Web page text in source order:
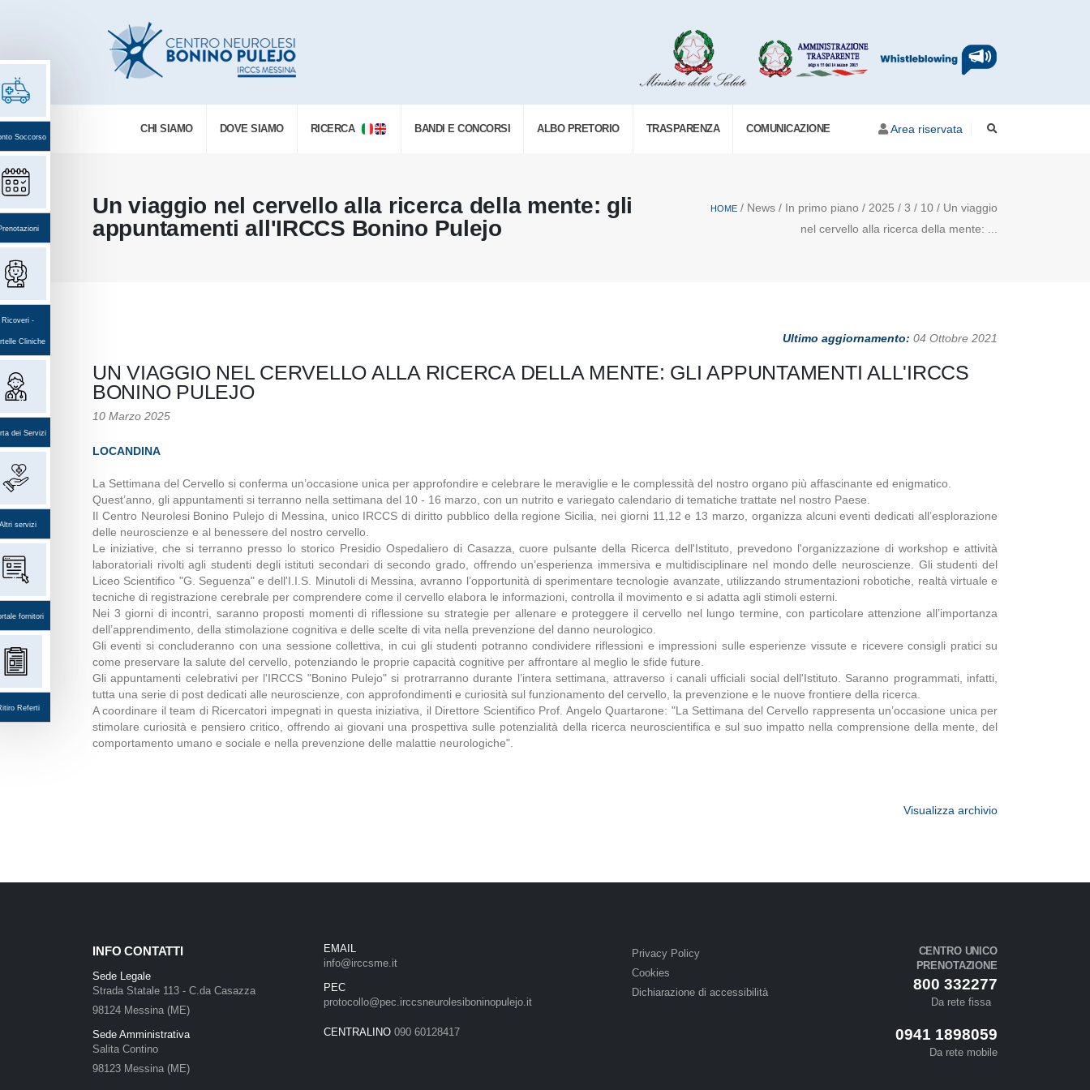
CHI SIAMO DOVE SIAMO RICERCA BANDI E CONCORSI ALBO PRETORIO TRASPARENZA COMUNICAZIONE Area riservata
Soccorso
Ricoveri -
Cliniche
dei Servizi
Altri servizi
fornitori
Referti
Un viaggio nel cervello alla ricerca della mente: gli
appuntamenti all'IRCCS Bonino Pulejo
HOME / News / In primo piano / 2025 / 3 / 10 / Un viaggio
nel cervello alla ricerca della mente: ...
Ultimo aggiornamento: 04 Ottobre 2021
UN VIAGGIO NEL CERVELLO ALLA RICERCA DELLA MENTE: GLI APPUNTAMENTI ALL'IRCCS
BONINO PULEJO
10 Marzo 2025
LOCANDINA
La Settimana del Cervello si conferma un’occasione unica per approfondire e celebrare le meraviglie e le complessità del nostro organo più affascinante ed enigmatico.
Quest’anno, gli appuntamenti si terranno nella settimana del 10 - 16 marzo, con un nutrito e variegato calendario di tematiche trattate nel nostro Paese.
Il Centro Neurolesi Bonino Pulejo di Messina, unico IRCCS di diritto pubblico della regione Sicilia, nei giorni 11,12 e 13 marzo, organizza alcuni eventi dedicati all’esplorazione
delle neuroscienze e al benessere del nostro cervello.
Le iniziative, che si terranno presso lo storico Presidio Ospedaliero di Casazza, cuore pulsante della Ricerca dell'Istituto, prevedono l'organizzazione di workshop e attività
laboratoriali rivolti agli studenti degli istituti secondari di secondo grado, offrendo un’esperienza immersiva e multidisciplinare nel mondo delle neuroscienze. Gli studenti del
Liceo Scientifico "G. Seguenza" e dell'I.I.S. Minutoli di Messina, avranno l’opportunità di sperimentare tecnologie avanzate, utilizzando strumentazioni robotiche, realtà virtuale e
tecniche di registrazione cerebrale per comprendere come il cervello elabora le informazioni, controlla il movimento e si adatta agli stimoli esterni.
Nei 3 giorni di incontri, saranno proposti momenti di riflessione su strategie per allenare e proteggere il cervello nel lungo termine, con particolare attenzione all’importanza
dell’apprendimento, della stimolazione cognitiva e delle scelte di vita nella prevenzione del danno neurologico.
Gli eventi si concluderanno con una sessione collettiva, in cui gli studenti potranno condividere riflessioni e impressioni sulle esperienze vissute e ricevere consigli pratici su
come preservare la salute del cervello, potenziando le proprie capacità cognitive per affrontare al meglio le sfide future.
Gli appuntamenti celebrativi per l'IRCCS "Bonino Pulejo" si protrarranno durante l’intera settimana, attraverso i canali ufficiali social dell'Istituto. Saranno programmati, infatti,
tutta una serie di post dedicati alle neuroscienze, con approfondimenti e curiosità sul funzionamento del cervello, la prevenzione e le nuove frontiere della ricerca.
A coordinare il team di Ricercatori impegnati in questa iniziativa, il Direttore Scientifico Prof. Angelo Quartarone: "La Settimana del Cervello rappresenta un’occasione unica per
stimolare curiosità e pensiero critico, offrendo ai giovani una prospettiva sulle potenzialità della ricerca neuroscientifica e sul suo impatto nella comprensione della mente, del
comportamento umano e sociale e nella prevenzione delle malattie neurologiche".
Visualizza archivio
INFO CONTATTI
Sede Legale
Strada Statale 113 - C.da Casazza
98124 Messina (ME)
Sede Amministrativa
Salita Contino
98123 Messina (ME)
EMAIL
info@irccsme.it
PEC
protocollo@pec.irccsneurolesiboninopulejo.it
CENTRALINO 090 60128417
Privacy Policy
Cookies
Dichiarazione di accessibilità
CENTRO UNICO
PRENOTAZIONE
800 332277
Da rete fissa
0941 1898059
Da rete mobile